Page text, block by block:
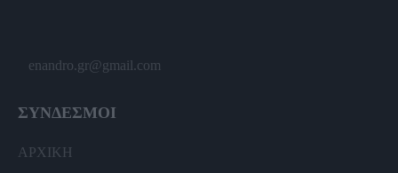
enandro.gr@gmail.com
ΣΥΝΔΕΣΜΟΙ
ΑΡΧΙΚΗ